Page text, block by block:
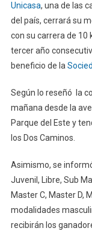
Unicasa, una de las
del país, cerrará su
con su carrera de
tercer año
beneficio de la
Según lo reseñó la
mañana desde la
Parque del Este y
los Dos Caminos.
Asimismo, se
Juvenil, Libre, Sub
Master C, Master D,
modalidades
recibirán los